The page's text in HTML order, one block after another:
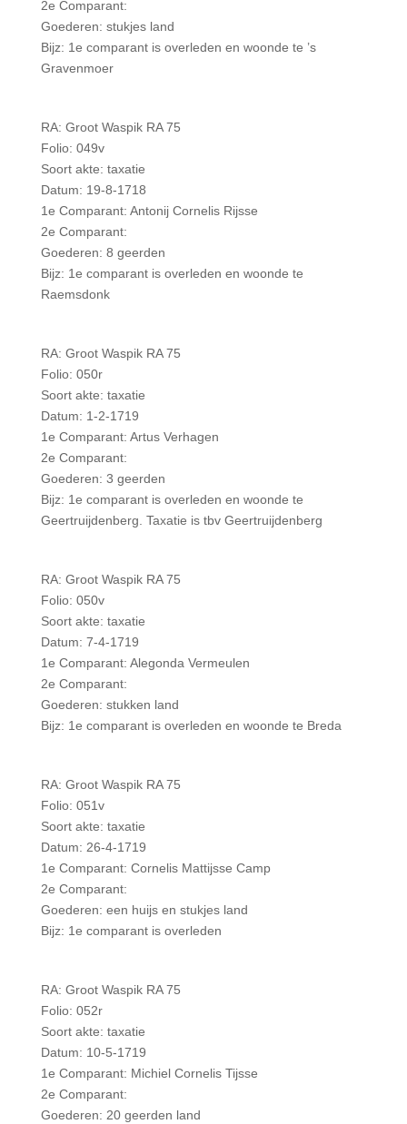
2e Comparant:
Goederen: stukjes land
Bijz: 1e comparant is overleden en woonde te ’s
Gravenmoer
RA: Groot Waspik RA 75
Folio: 049v
Soort akte: taxatie
Datum: 19-8-1718
1e Comparant: Antonij Cornelis Rijsse
2e Comparant:
Goederen: 8 geerden
Bijz: 1e comparant is overleden en woonde te
Raemsdonk
RA: Groot Waspik RA 75
Folio: 050r
Soort akte: taxatie
Datum: 1-2-1719
1e Comparant: Artus Verhagen
2e Comparant:
Goederen: 3 geerden
Bijz: 1e comparant is overleden en woonde te
Geertruijdenberg. Taxatie is tbv Geertruijdenberg
RA: Groot Waspik RA 75
Folio: 050v
Soort akte: taxatie
Datum: 7-4-1719
1e Comparant: Alegonda Vermeulen
2e Comparant:
Goederen: stukken land
Bijz: 1e comparant is overleden en woonde te Breda
RA: Groot Waspik RA 75
Folio: 051v
Soort akte: taxatie
Datum: 26-4-1719
1e Comparant: Cornelis Mattijsse Camp
2e Comparant:
Goederen: een huijs en stukjes land
Bijz: 1e comparant is overleden
RA: Groot Waspik RA 75
Folio: 052r
Soort akte: taxatie
Datum: 10-5-1719
1e Comparant: Michiel Cornelis Tijsse
2e Comparant:
Goederen: 20 geerden land